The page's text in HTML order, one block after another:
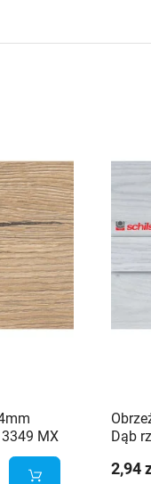
MX
Dąb
2,94